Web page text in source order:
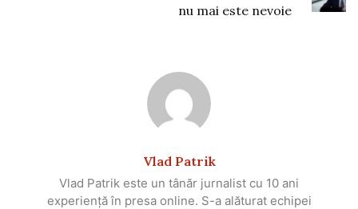
nu mai este nevoie
Vlad Patrik
Vlad Patrik este un tânăr jurnalist cu 10 ani
experiență în presa online. S-a alăturat echipei